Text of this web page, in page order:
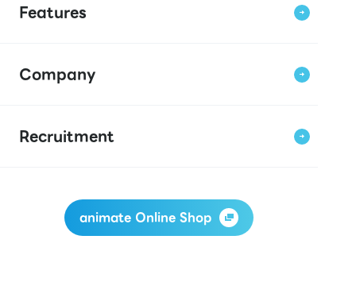
Features
Company
Recruitment
animate Online Shop